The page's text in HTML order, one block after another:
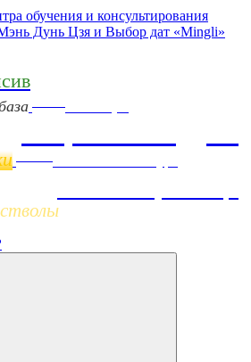
обучения и консультирования
Дунь Цзя и Выбор дат «Mingli»